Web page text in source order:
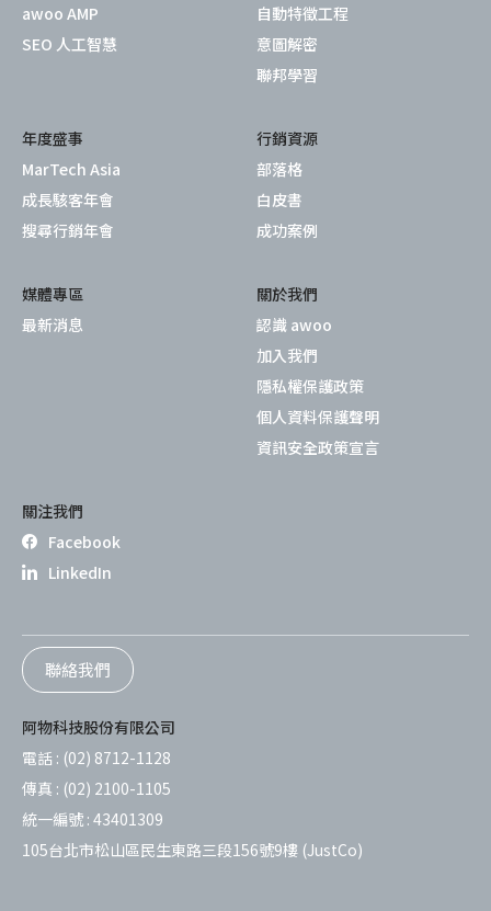
awoo AMP
SEO 人工智慧
自動特徵工程
意圖解密
聯邦學習
年度盛事
MarTech Asia
成長駭客年會
搜尋行銷年會
行銷資源
部落格
白皮書
成功案例
媒體專區
最新消息
關於我們
認識 awoo
加入我們
隱私權保護政策
個人資料保護聲明
資訊安全政策宣言
關注我們
Facebook
LinkedIn
聯絡我們
阿物科技股份有限公司
電話 : (02) 8712-1128
傳真 : (02) 2100-1105
統一編號 : 43401309
105台北市松山區民生東路三段156號9樓 (JustCo)